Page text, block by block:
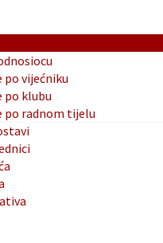
vijećniku
po klubu
po radnom tijelu